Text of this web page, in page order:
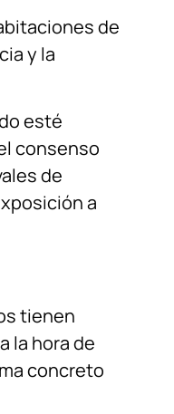
de
y la
esté
consenso
de
a
tienen
a la hora de
concreto